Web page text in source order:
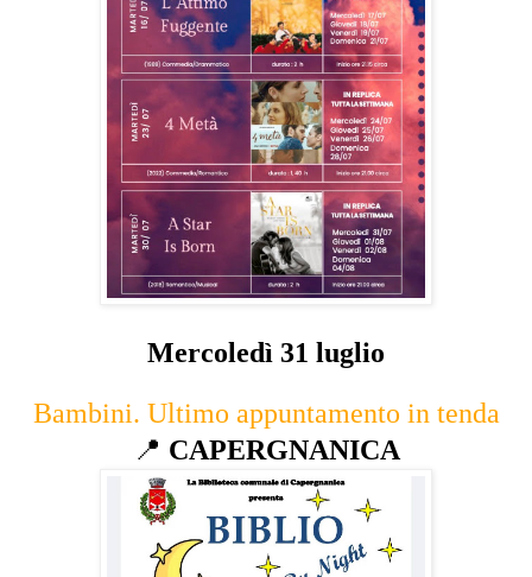
Mercoledì 31 luglio
Bambini. Ultimo appuntamento in tenda
📍 CAPERGNANICA